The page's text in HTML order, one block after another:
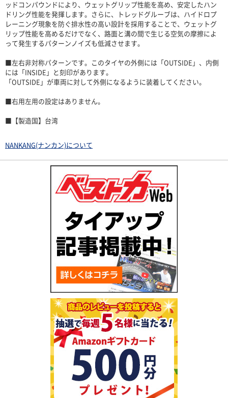
ッドコンパウンドにより、ウェットグリップ性能を高め、安定したハン
ドリング性能を発揮します。さらに、トレッドグルーブは、ハイドロプ
レーニング現象を防ぐ排水性の高い設計を採用することで、ウェットグ
リップ性能を高めるだけでなく、路面と溝の間で生じる空気の摩擦によ
って発生するパターンノイズも低減させます。
■左右非対称パターンです。このタイヤの外側には「OUTSIDE」、内側
には「INSIDE」と刻印があります。
「OUTSIDE」が車両に対して外側になるように装着してください。
■右用左用の設定はありません。
■【製造国】台湾
NANKANG(ナンカン)について